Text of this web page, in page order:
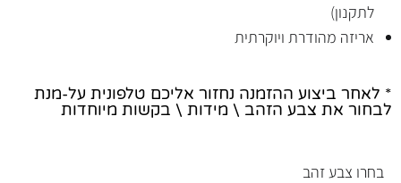
לתקנון)
אריזה מהודרת ויוקרתית
* לאחר ביצוע ההזמנה נחזור אליכם טלפונית על-מנת
לבחור את צבע הזהב \ מידות \ בקשות מיוחדות
בחרו צבע זהב